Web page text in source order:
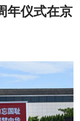
年仪式在京